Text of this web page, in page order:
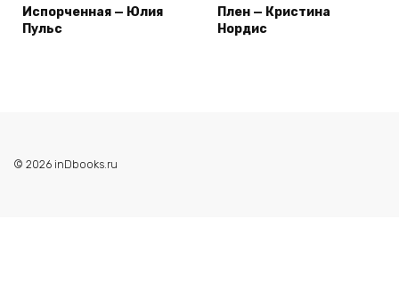
Испорченная — Юлия
Пульс
Плен — Кристина
Нордис
© 2026 inDbooks.ru